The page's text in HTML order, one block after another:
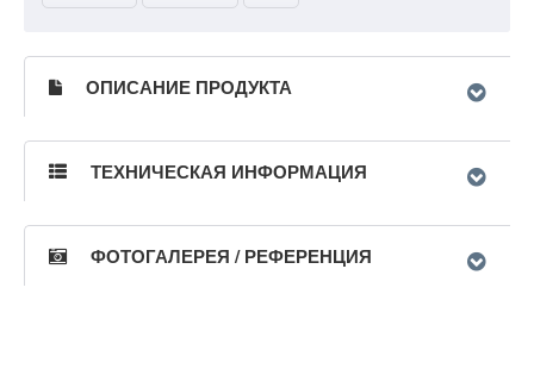
ОПИСАНИЕ ПРОДУКТА
ТЕХНИЧЕСКАЯ ИНФОРМАЦИЯ
ФОТОГАЛЕРЕЯ / РЕФЕРЕНЦИЯ